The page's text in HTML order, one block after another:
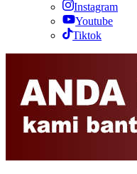
Instagram
Youtube
Tiktok